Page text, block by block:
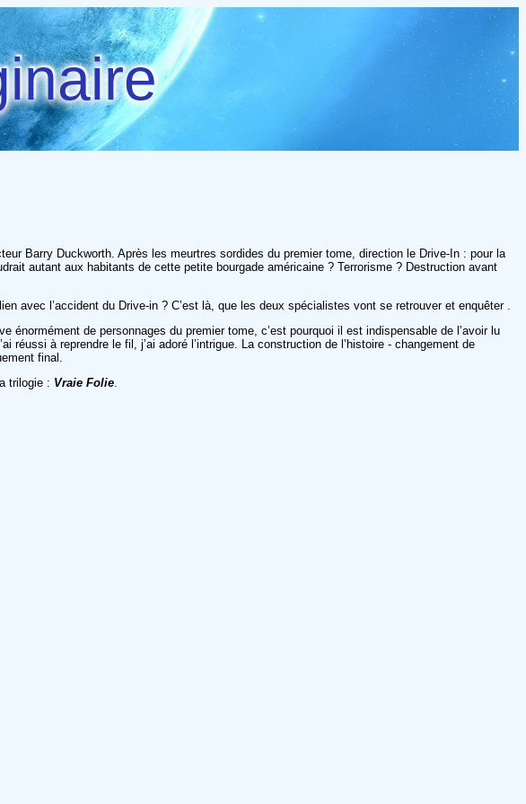
Barry Duckworth. Après les meurtres sordides du premier tome, direction le Drive-In : pour la
autant aux habitants de cette petite bourgade américaine ? Terrorisme ? Destruction avant
avec l’accident du Drive-in ? C’est là, que les deux spécialistes vont se retrouver et enquêter .
énormément de personnages du premier tome, c’est pourquoi il est indispensable de l’avoir lu
à reprendre le fil, j’ai adoré l’intrigue. La construction de l’histoire - changement de
final.
trilogie : Vraie Folie